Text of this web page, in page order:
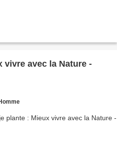
avec la Nature -